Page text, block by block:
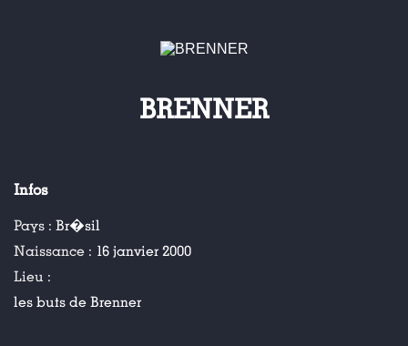
BRENNER
Infos
Pays : Br�sil
Naissance : 16 janvier 2000
Lieu :
les buts de Brenner